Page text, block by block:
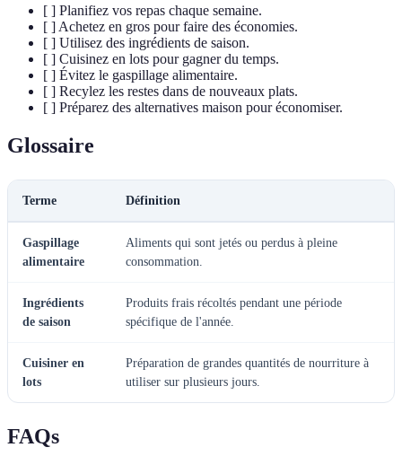
[ ] Planifiez vos repas chaque semaine.
[ ] Achetez en gros pour faire des économies.
[ ] Utilisez des ingrédients de saison.
[ ] Cuisinez en lots pour gagner du temps.
[ ] Évitez le gaspillage alimentaire.
[ ] Recylez les restes dans de nouveaux plats.
[ ] Préparez des alternatives maison pour économiser.
Glossaire
Terme Définition
Gaspillage
alimentaire
Aliments qui sont jetés ou perdus à pleine
consommation.
Ingrédients
de saison
Produits frais récoltés pendant une période
spécifique de l'année.
Cuisiner en
lots
Préparation de grandes quantités de nourriture à
utiliser sur plusieurs jours.
FAQs